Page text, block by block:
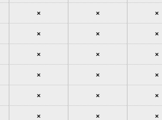
× × ×
× × ×
× × ×
× × ×
× × ×
× × ×